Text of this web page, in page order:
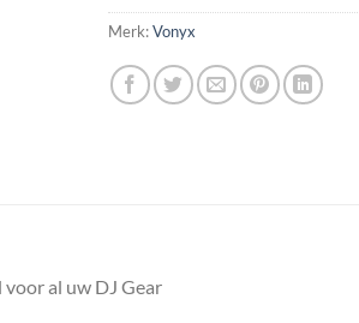
Merk:Vonyx
al uw DJ Gear